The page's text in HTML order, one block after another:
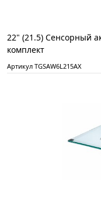
22" (21.5) Сенсорный
комплект
Артикул TGSAW6L215AX